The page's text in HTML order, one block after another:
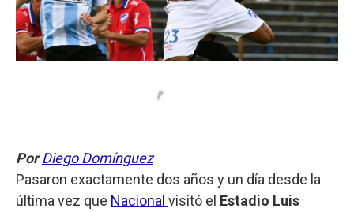
PorDiego Domínguez
Pasaron exactamente dos años y un día desde la
última vez que Nacional visitó el Estadio Luis